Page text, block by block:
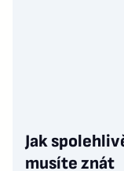
Jak
musíte znát